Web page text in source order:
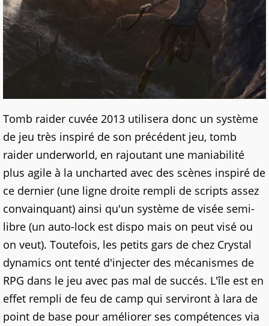
Tomb raider cuvée 2013 utilisera donc un système
de jeu très inspiré de son précédent jeu, tomb
raider underworld, en rajoutant une maniabilité
plus agile à la uncharted avec des scènes inspiré de
ce dernier (une ligne droite rempli de scripts assez
convainquant) ainsi qu'un système de visée semi-
libre (un auto-lock est dispo mais on peut visé ou
on veut). Toutefois, les petits gars de chez Crystal
dynamics ont tenté d'injecter des mécanismes de
RPG dans le jeu avec pas mal de succés. L'île est en
effet rempli de feu de camp qui serviront à lara de
point de base pour améliorer ses compétences via